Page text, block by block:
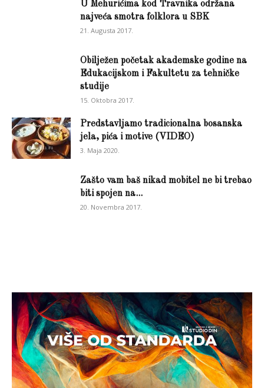
U Mehurićima kod Travnika održana
najveća smotra folklora u SBK
21. Augusta 2017.
Obilježen početak akademske godine na
Edukacijskom i Fakultetu za tehničke
studije
15. Oktobra 2017.
Predstavljamo tradicionalna bosanska
jela, pića i motive (VIDEO)
3. Maja 2020.
Zašto vam baš nikad mobitel ne bi trebao
biti spojen na...
20. Novembra 2017.